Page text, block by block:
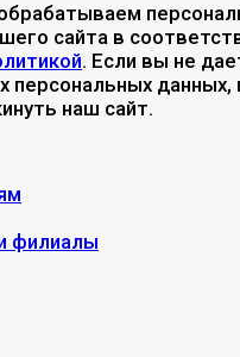
сайта в
. Если вы не
персональных данных,
наш сайт.
филиалы